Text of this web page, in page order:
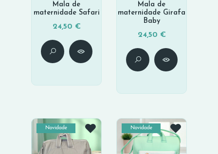
Mala de
maternidade Safari
24,50 €
Mala de
maternidade Girafa
Baby
24,50 €
Novidade Novidade